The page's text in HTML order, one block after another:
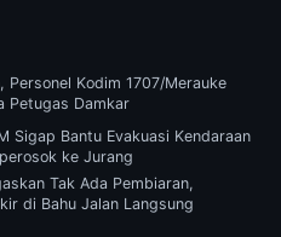
Kodim 1707/Merauke
Petugas Damkar
Sigap Bantu Evakuasi Kendaraan
ke Jurang
Tak Ada Pembiaran,
di Bahu Jalan Langsung